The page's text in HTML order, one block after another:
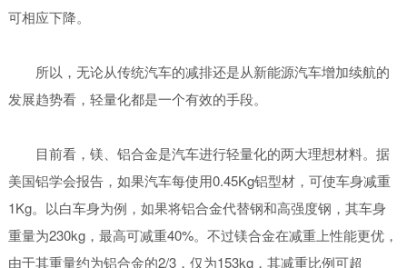
可相应下降。
所以，无论从传统汽车的减排还是从新能源汽车增加续航的
发展趋势看，轻量化都是一个有效的手段。
目前看，镁、铝合金是汽车进行轻量化的两大理想材料。据
美国铝学会报告，如果汽车每使用0.45Kg铝型材，可使车身减重
1Kg。以白车身为例，如果将铝合金代替钢和高强度钢，其车身
重量为230kg，最高可减重40%。不过镁合金在减重上性能更优，
由于其重量约为铝合金的2/3，仅为153kg，其减重比例可超